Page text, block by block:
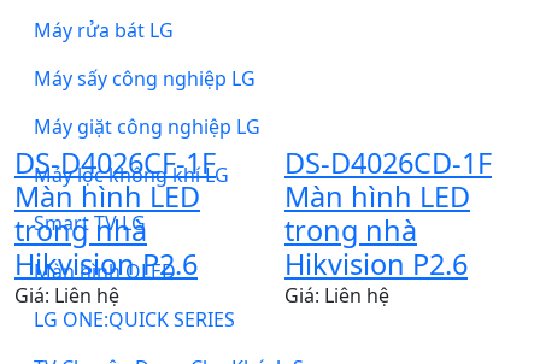
Máy rửa bát LG
Máy sấy công nghiệp LG
Máy giặt công nghiệp LG
Máy lọc không khí LG
Smart TV LG
Màn hình OLED
LG ONE:QUICK SERIES
DS-D4026CF-1F
Màn hình LED
trong nhà
Hikvision P2.6
Giá: Liên hệ
DS-D4026CD-1F
Màn hình LED
trong nhà
Hikvision P2.6
Giá: Liên hệ